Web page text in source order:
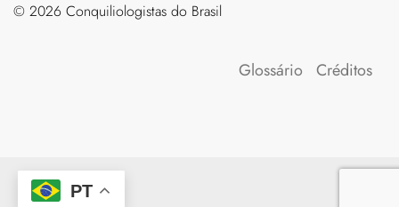
©️ 2026 Conquiliologistas do Brasil
Glossário Créditos
PT